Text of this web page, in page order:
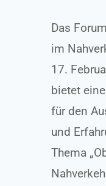
Das
im
17.
bietet
für den
und
Thema